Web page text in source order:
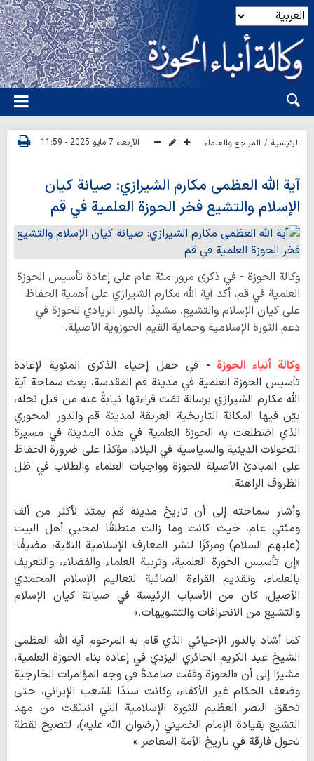
الرئيسية المراجع والعلماء الأربعاء 7 مايو 2025 - 11:59
آية الله العظمى مكارم الشيرازي: صيانة كيان
الإسلام والتشيع فخر الحوزة العلمية في قم
وكالة الحوزة - في ذكرى مرور مئة عام على إعادة تأسيس الحوزة
العلمية في قم، أكد آية الله مكارم الشيرازي على أهمية الحفاظ
على كيان الإسلام والتشيع، مشيدًا بالدور الريادي للحوزة في
دعم الثورة الإسلامية وحماية القيم الحوزوية الأصيلة.
وكالة أنباء الحوزة - في حفل إحياء الذكرى المئوية لإعادة
تأسيس الحوزة العلمية في مدينة قم المقدسة، بعث سماحة آية
الله مكارم الشيرازي برسالة تمّت قراءتها نيابةً عنه من قبل نجله،
بيّن فيها المكانة التاريخية العريقة لمدينة قم والدور المحوري
الذي اضطلعت به الحوزة العلمية في هذه المدينة في مسيرة
التحولات الدينية والسياسية في البلاد، مؤكدًا على ضرورة الحفاظ
على المبادئ الأصيلة للحوزة وواجبات العلماء والطلاب في ظل
الظروف الراهنة.
وأشار سماحته إلى أن تاريخ مدينة قم يمتد لأكثر من ألف
ومئتي عام، حيث كانت وما زالت منطلقًا لمحبي أهل البيت
(عليهم السلام) ومركزًا لنشر المعارف الإسلامية النقية، مضيفًا:
«إن تأسيس الحوزة العلمية، وتربية العلماء والفضلاء، والتعريف
بالعلماء، وتقديم القراءة الصائبة لتعاليم الإسلام المحمدي
الأصيل، كان من الأسباب الرئيسة في صيانة كيان الإسلام
والتشيع من الانحرافات والتشويهات.»
كما أشاد بالدور الإحيائي الذي قام به المرحوم آية الله العظمى
الشيخ عبد الكريم الحائري اليزدي في إعادة بناء الحوزة العلمية،
مشيرًا إلى أن «الحوزة وقفت صامدةً في وجه المؤامرات الخارجية
وضعف الحكام غير الأكفاء، وكانت سندًا للشعب الإيراني، حتى
تحقق النصر العظيم للثورة الإسلامية التي انبثقت من مهد
التشيع بقيادة الإمام الخميني (رضوان الله عليه)، لتصبح نقطة
تحول فارقة في تاريخ الأمة المعاصر.»